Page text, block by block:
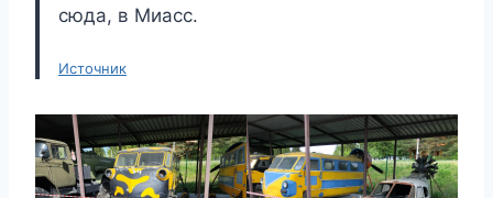
сюда, в Миасс.
Источник